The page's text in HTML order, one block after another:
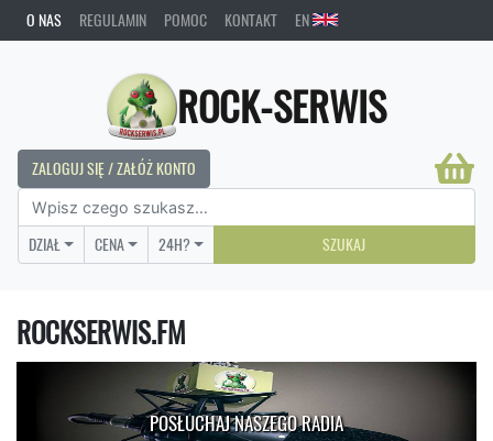
O NAS REGULAMIN POMOC KONTAKT EN
ROCK-SERWIS
ZALOGUJ SIĘ / ZAŁÓŻ KONTO
DZIAŁ CENA 24H? SZUKAJ
ROCKSERWIS.FM
POSŁUCHAJ NASZEGO RADIA